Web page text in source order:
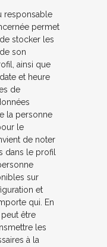
responsable
permet
stocker les
son
ainsi que
et heure
de
la personne
le
de noter
dans le profil
sur
et
qui. En
être
les
à la